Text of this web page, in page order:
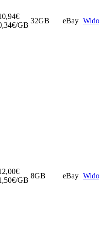
GB
32GB eBay
GB
8GB eBay